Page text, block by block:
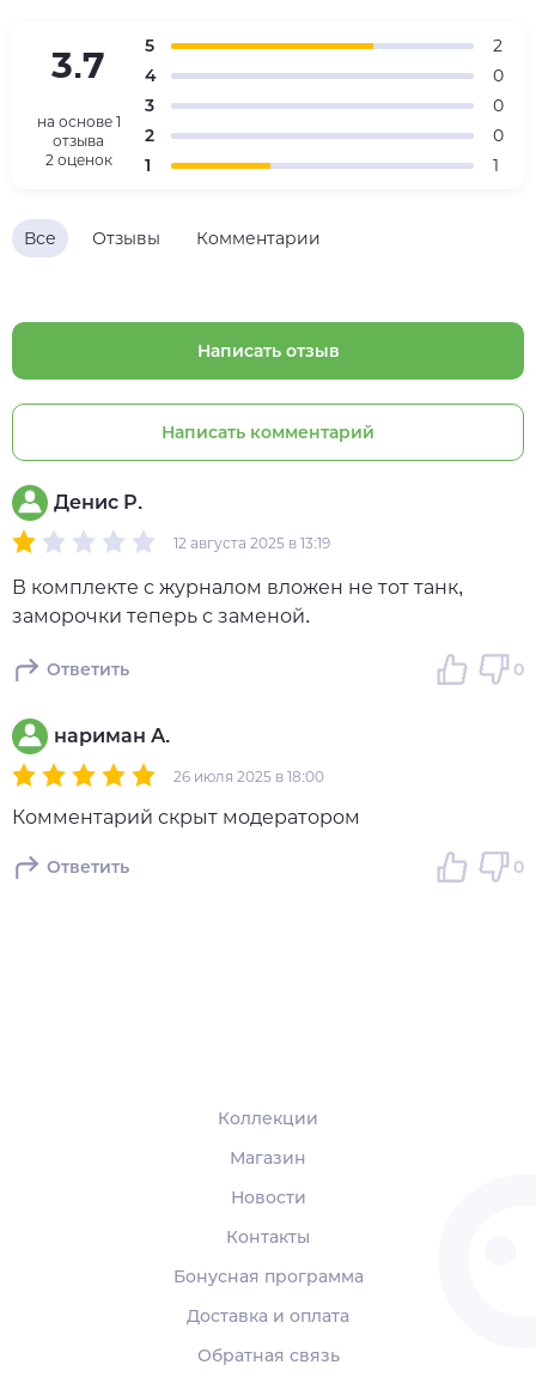
Все Отзывы Комментарии
Написать отзыв
Написать комментарий
Денис Р.
12 августа 2025 в 13:19
В комплекте с журналом вложен не тот танк,
заморочки теперь с заменой.
Ответить 0
нариман А.
26 июля 2025 в 18:00
Комментарий скрыт модератором
Ответить 0
3.7
на основе 1
отзыва
2 оценок
5
2
4
0
3
0
2
0
1
1
Коллекции
Магазин
Новости
Контакты
Бонусная программа
Доставка и оплата
Обратная связь